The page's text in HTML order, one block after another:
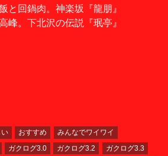
と回鍋肉。神楽坂『龍朋』
峰。下北沢の伝説『珉亭』
い おすすめ
みんなでワイワイ
ガクログ3.0 ガクログ3.2
ガクログ3.3